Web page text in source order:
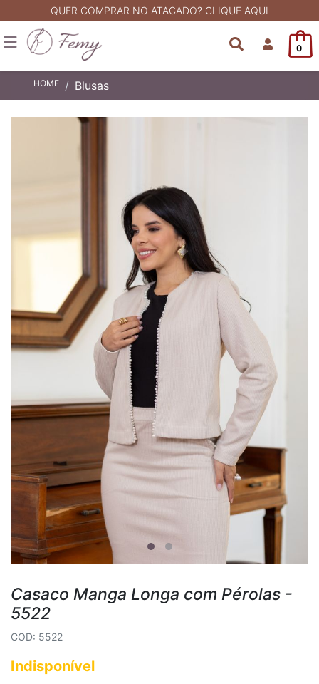
QUER COMPRAR NO ATACADO? CLIQUE AQUI
0
HOME Blusas
Casaco Manga Longa com Pérolas -
5522
COD: 5522
Indisponível